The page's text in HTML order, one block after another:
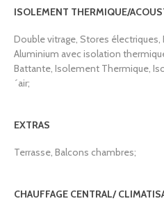
ISOLEMENT THERMIQUE/
Double vitrage, Stores électriques,
Aluminium avec isolation
Battante, Isolement Thermique,
´air;
EXTRAS
Terrasse, Balcons chambres;
CHAUFFAGE CENTRAL/